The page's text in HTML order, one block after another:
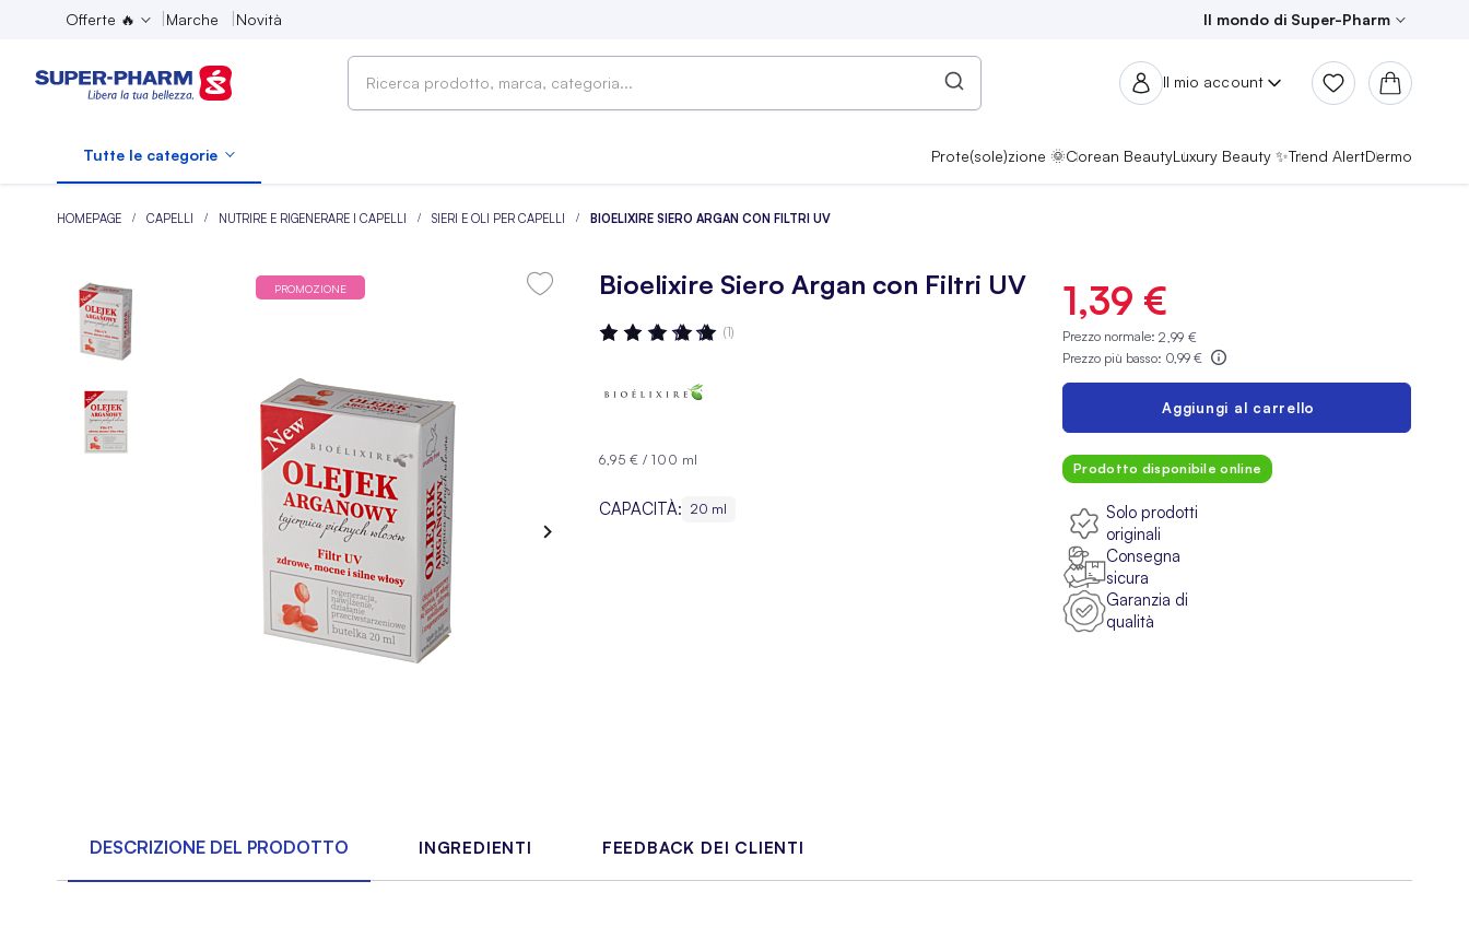
Offerte 🔥 Marche Novità Il mondo di Super-Pharm
Il mio account
Tutte le categorie Prote(sole)zione 🌞Corean BeautyLuxury Beauty ✨Trend AlertDermo
HOMEPAGE CAPELLI NUTRIRE E RIGENERARE I CAPELLI SIERI E OLI PER CAPELLI BIOELIXIRE SIERO ARGAN CON FILTRI UV
PROMOZIONE Bioelixire Siero Argan con Filtri UV
Valutazione: (1)
6,95 € /100 ml
CAPACITÀ: 20 ml
1,39 €
Prezzo normale:2,99 €
Prezzo più basso: 0,99 €
Aggiungi al carrello
Prodotto disponibile online
Solo prodotti
originali
Consegna
sicura
Garanzia di
qualità
DESCRIZIONE DEL PRODOTTO INGREDIENTI FEEDBACK DEI CLIENTI